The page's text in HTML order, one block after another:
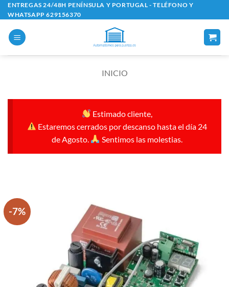
Saltar
al
contenido
ENTREGAS 24/48H PENÍNSULA Y PORTUGAL - TELÉFONO Y
WHATSAPP 629156370
INICIO
Estimado cliente,
Estaremos cerrados por descanso hasta el día 24
de Agosto.
Sentimos las molestias.
-7%